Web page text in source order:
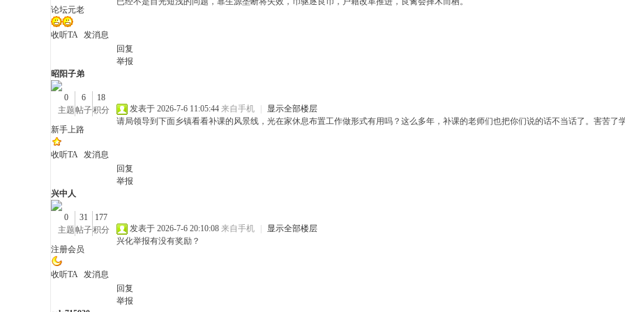
论坛元老
收听TA 发消息
回复
举报
昭阳子弟
0
主题
6
帖子
18
积分
新手上路
收听TA 发消息
发表于 2026-7-6 11:05:44 来自手机
显示全部楼层
请局领导到下面乡镇看看补课的风景线，光在家休息布置工作做形式有用吗？这么多年，补课的老师们也把你们说的话不当话了。害苦了
回复
举报
兴中人
0
主题
31
帖子
177
积分
注册会员
收听TA 发消息
发表于 2026-7-6 20:10:08 来自手机
显示全部楼层
兴化举报有没有奖励？
回复
举报